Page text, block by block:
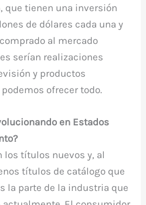
que tienen una inversión
de dólares cada una y
al mercado
serían realizaciones
y productos
ofrecer todo.
en Estados
los títulos nuevos y, al
títulos de catálogo que
la parte de la industria que